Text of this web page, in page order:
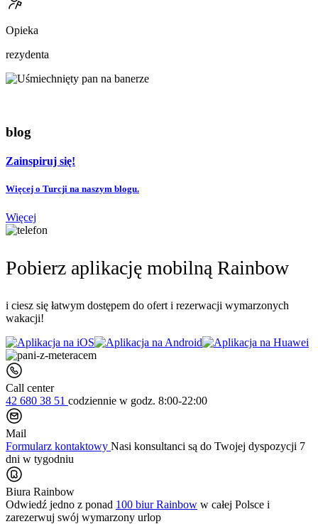
Opieka
rezydenta
blog
Zainspiruj się!
Więcej o Turcji na naszym blogu.
Więcej
Pobierz aplikację mobilną Rainbow
i ciesz się łatwym dostępem do ofert i rezerwacji wymarzonych
wakacji!
Call center
42 680 38 51 codziennie w godz. 8:00-22:00
Mail
Formularz kontaktowy Nasi konsultanci są do Twojej dyspozycji 7
dni w tygodniu
Biura Rainbow
Odwiedź jedno z ponad 100 biur Rainbow w całej Polsce i
zarezerwuj swój wymarzony urlop